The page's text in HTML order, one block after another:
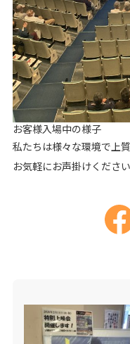
お客様入場中の様子
私たちは様々な環境で上
お気軽にお声掛けください